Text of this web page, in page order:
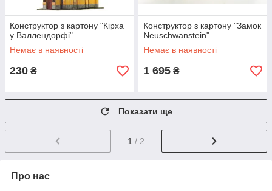
Конструктор з картону "Кірха
у Валлендорфі"
Немає в наявності
230 ₴
Конструктор з картону "Замок
Neuschwanstein"
Немає в наявності
1 695 ₴
Показати ще
1 / 2
Про нас